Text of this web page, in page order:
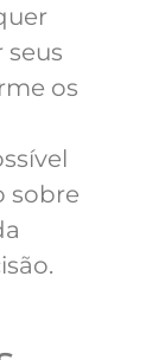
seus
os
sobre